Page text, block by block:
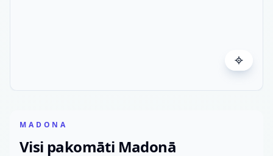
MADONA
Visi pakomāti Madonā